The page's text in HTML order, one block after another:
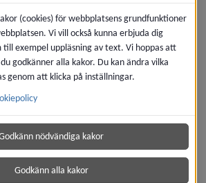
Tempus, ett webbverktyg för
förskola, fritidshem och pedagogisk
vårdnadshavare och personal att
hantera barnens närvaro. Tempus
förskolor, fritidshem samt
kort.
för vårdnadshavare att lägga
hemifrån via dator eller
Du som vårdnadshavare kan
meddela om en annan person
dag.
(cookies) för webbplatsens grundfunktioner
Vi vill också kunna erbjuda dig
exempel uppläsning av text. Vi hoppas att
godkänner alla kakor. Du kan ändra vilka
genom att klicka på inställningar.
nödvändiga kakor
Godkänn alla kakor